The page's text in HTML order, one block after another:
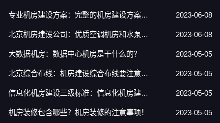
2023-06-08
专业机房建设方案：完整的机房建设方案应有哪些要求？
2023-06-08
北京机房建设公司：优质空调机房和水泵机房机电安装工程
2023-05-05
大数据机房：数据中心机房是干什么的？
2023-05-05
北京综合布线：机房建设综合布线要注意哪些？
2023-05-05
信息化机房建设三级标准：信息化机房建设标准是什么？
2023-05-05
机房装修包含哪些？机房装修的注意事项！